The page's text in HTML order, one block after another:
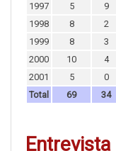
1997
5
9
1998
8
2
1999
8
3
2000
10
4
2001
5
0
Total
69 34
Entrevista